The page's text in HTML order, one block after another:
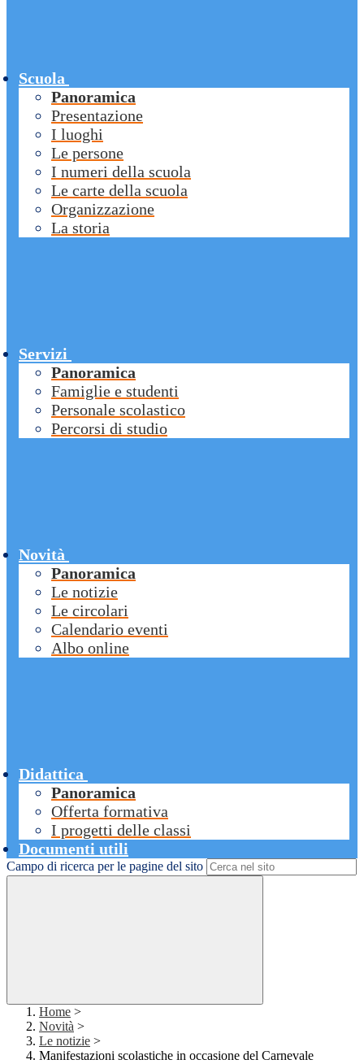
Scuola
Panoramica
Presentazione
I luoghi
Le persone
I numeri della scuola
Le carte della scuola
Organizzazione
La storia
Servizi
Panoramica
Famiglie e studenti
Personale scolastico
Percorsi di studio
Novità
Panoramica
Le notizie
Le circolari
Calendario eventi
Albo online
Didattica
Panoramica
Offerta formativa
I progetti delle classi
Documenti utili
Campo di ricerca per le pagine del sito
Home >
Novità >
Le notizie >
Manifestazioni scolastiche in occasione del Carnevale